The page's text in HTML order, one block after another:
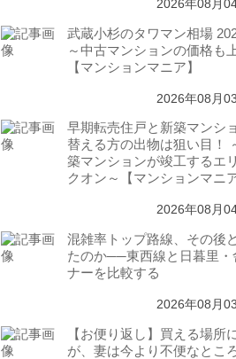
2026年08月
武蔵小杉のタワマン相場
～中古マンションの価格も
【マンションマニア】
2026年08月
早期転売住戸と新築マンシ
替える方の出物は狙い目！
築マンションが竣工するエ
クオン～【マンションマニア
2026年08月
混雑率トップ路線、その後
たのか──東西線と日暮里・
ナーを比較する
2026年08月
【お便り返し】買える場所
が、妻は今より不便なとこ